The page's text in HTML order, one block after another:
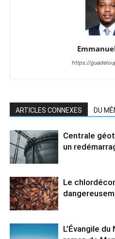
https://
ARTICLES CONNEXES DU
Centrale
un
Le
L’Évangile